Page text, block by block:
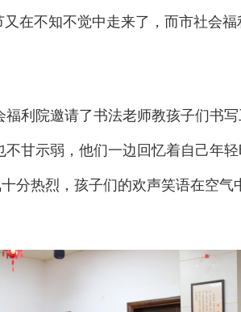
在不知不觉中走来了，而市社会
利院邀请了书法老师教孩子们书
甘示弱，他们一边回忆着自己年
分热烈，孩子们的欢声笑语在空